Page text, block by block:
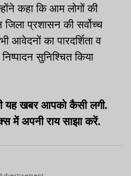
कहा कि आम लोगों की
प्रशासन की सर्वोच्च
आवेदनों का पारदर्शिता व
सुनिश्चित किया
यह खबर आपको कैसी लगी.
में अपनी राय साझा करें.